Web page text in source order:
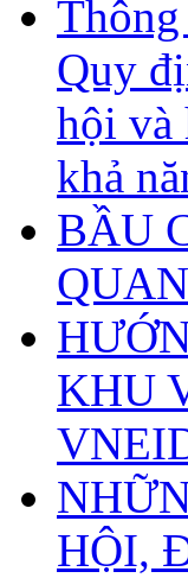
Quy
hội và
khả
BẦU
KHU
HỘI,